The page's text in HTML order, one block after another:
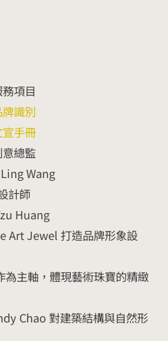
務項目
牌識別
手冊
總監
Wang
計師
Huang
Art Jewel 打造品牌形象設
主軸，體現藝術珠寶的精緻
Chao 對建築結構與自然形